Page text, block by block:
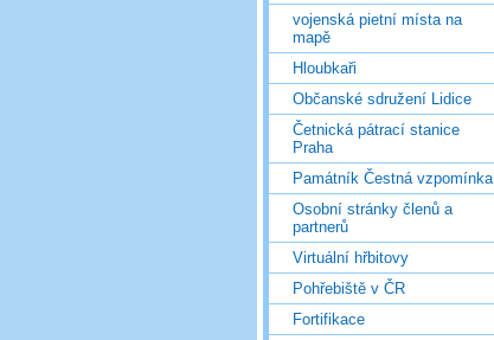
vojenská pietní místa na
mapě
Hloubkaři
Občanské sdružení Lidice
Četnická pátrací stanice
Praha
Památník Čestná vzpomínka
Osobní stránky členů a
partnerů
Virtuální hřbitovy
Pohřebiště v ČR
Fortifikace